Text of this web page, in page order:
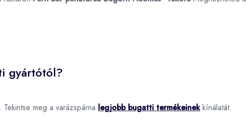
gyártótól?
meg a varázspárna legjobb bugatti termékeinekkínálatát.